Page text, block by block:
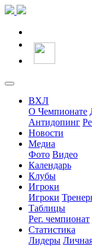
ВХЛ
О Чемпионате
Антидопинг
Новости
Медиа
Фото Видео
Календарь
Клубы
Игроки
Игроки
Таблицы
Рег. чемпионат
Статистика
Лидеры